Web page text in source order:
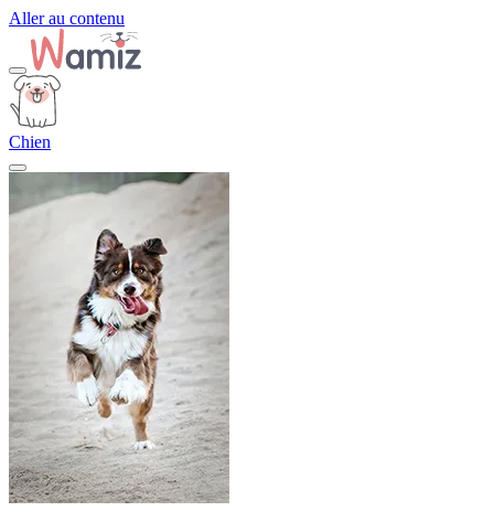
Aller au contenu
Chien